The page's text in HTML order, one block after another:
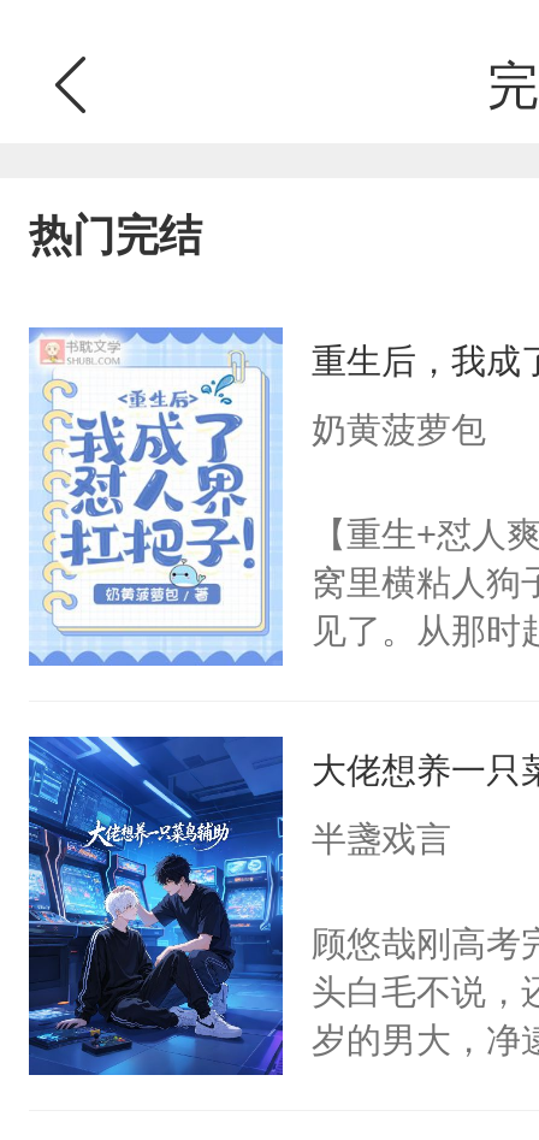
热门完结
重生后，我成
奶黄菠萝包
【重生+怼人
窝里横粘人狗
见了。从那时
成锦。令人窒
学、压得人喘
直接拍桌：“
立他的同学，
脚！”面对装
拨了两句——
大佬想养一只
半盞戏言
顾悠哉刚高考
头白毛不说，
岁的男大，净